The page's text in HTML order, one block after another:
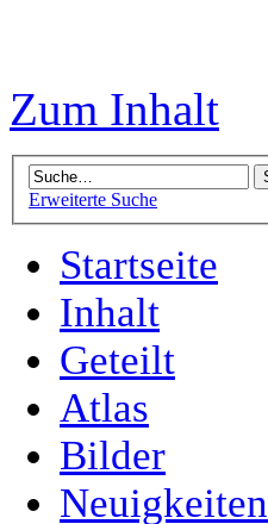
Zum Inhalt
Erweiterte Suche
Startseite
Inhalt
Geteilt
Atlas
Bilder
Neuigkeiten